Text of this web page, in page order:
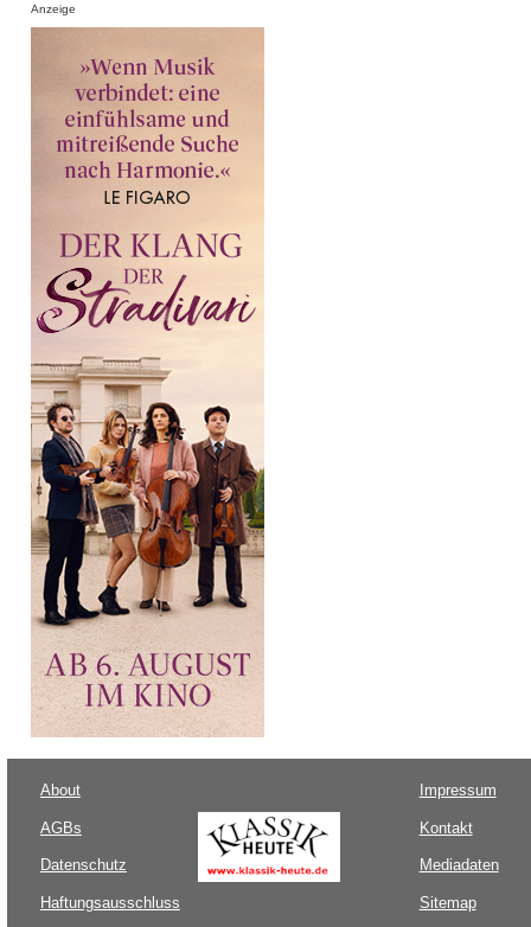
Anzeige
About
AGBs
Datenschutz
Haftungsausschluss
Impressum
Kontakt
Mediadaten
Sitemap